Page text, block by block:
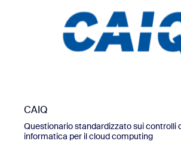
CAIQ
Questionario standardizzato sui controlli
informatica per il cloud computing